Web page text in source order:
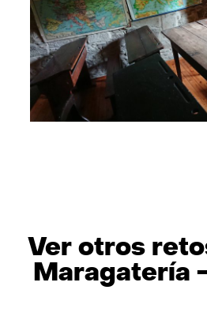
Ver otros
Maragatería